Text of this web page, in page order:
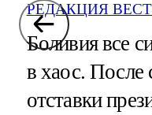
РЕДАКЦИЯ
Боливия все
в хаос. После
отставки